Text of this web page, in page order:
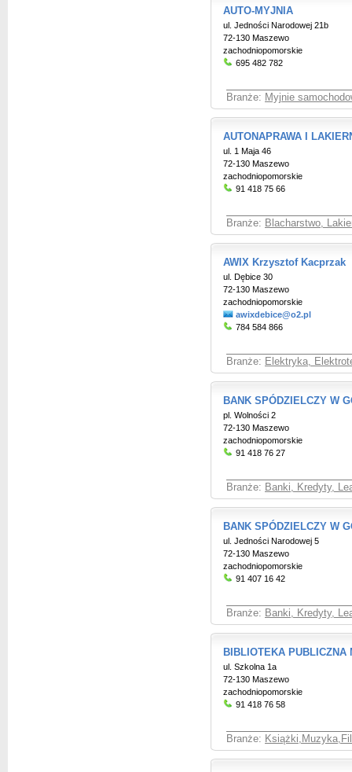
AUTO-MYJNIA
ul. Jedności Narodowej 21b
72-130 Maszewo
zachodniopomorskie
695 482 782
Branże: Myjnie
AUTONAPRAWA I
ul. 1 Maja 46
72-130 Maszewo
zachodniopomorskie
91 418 75 66
Branże: Blacharstwo,
AWIX Krzysztof Kacprzak
ul. Dębice 30
72-130 Maszewo
zachodniopomorskie
awixdebice@o2.pl
784 584 866
Branże: Elektryka,
BANK SPÓDZIELCZY W
pl. Wolności 2
72-130 Maszewo
zachodniopomorskie
91 418 76 27
Branże: Banki, Kredyty,
BANK SPÓDZIELCZY W
ul. Jedności Narodowej 5
72-130 Maszewo
zachodniopomorskie
91 407 16 42
Branże: Banki, Kredyty,
BIBLIOTEKA PUBLICZNA
ul. Szkolna 1a
72-130 Maszewo
zachodniopomorskie
91 418 76 58
Branże: